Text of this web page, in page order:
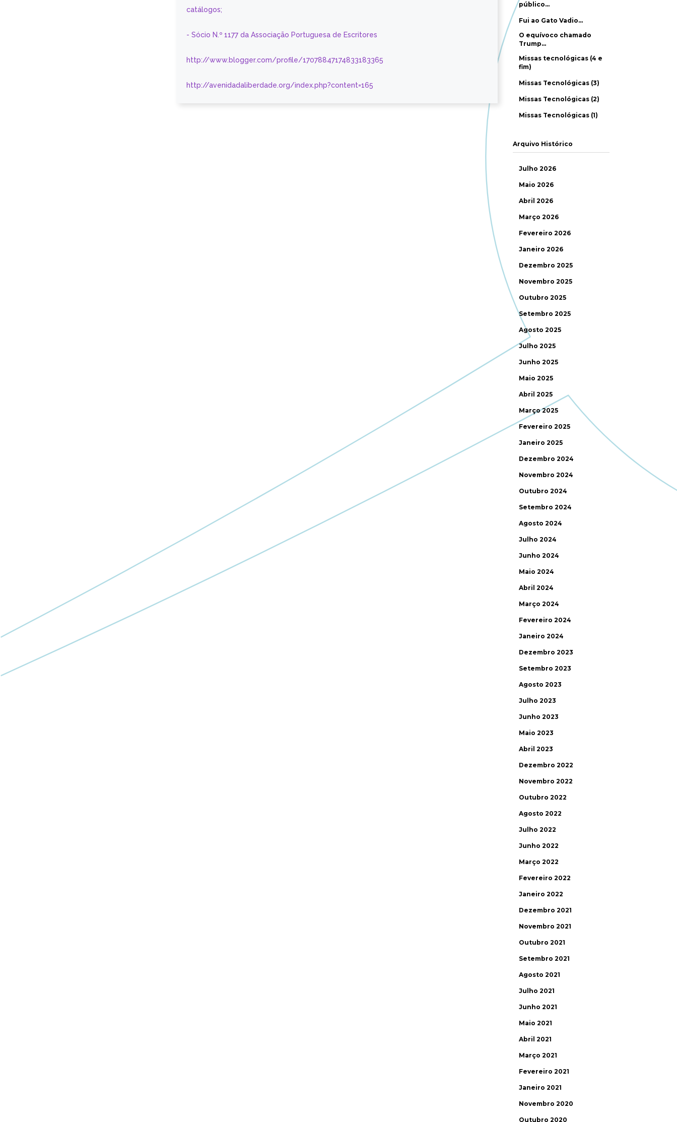
catálogos;
- Sócio N.º 1177 da Associação Portuguesa de Escritores
http://www.blogger.com/profile/17078847174833183365
http://avenidadaliberdade.org/index.php?content=165
público…
Fui ao Gato Vadio…
O equívoco chamado
Trump…
Missas tecnológicas (4 e
fim)
Missas Tecnológicas (3)
Missas Tecnológicas (2)
Missas Tecnológicas (1)
Arquivo Histórico
Julho 2026
Maio 2026
Abril 2026
Março 2026
Fevereiro 2026
Janeiro 2026
Dezembro 2025
Novembro 2025
Outubro 2025
Setembro 2025
Agosto 2025
Julho 2025
Junho 2025
Maio 2025
Abril 2025
Março 2025
Fevereiro 2025
Janeiro 2025
Dezembro 2024
Novembro 2024
Outubro 2024
Setembro 2024
Agosto 2024
Julho 2024
Junho 2024
Maio 2024
Abril 2024
Março 2024
Fevereiro 2024
Janeiro 2024
Dezembro 2023
Setembro 2023
Agosto 2023
Julho 2023
Junho 2023
Maio 2023
Abril 2023
Dezembro 2022
Novembro 2022
Outubro 2022
Agosto 2022
Julho 2022
Junho 2022
Março 2022
Fevereiro 2022
Janeiro 2022
Dezembro 2021
Novembro 2021
Outubro 2021
Setembro 2021
Agosto 2021
Julho 2021
Junho 2021
Maio 2021
Abril 2021
Março 2021
Fevereiro 2021
Janeiro 2021
Novembro 2020
Outubro 2020